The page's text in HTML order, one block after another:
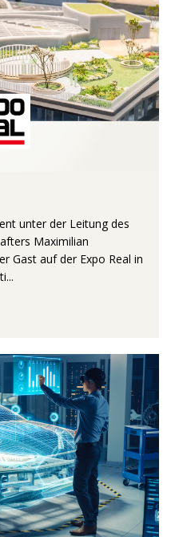
unter der Leitung des
Maximilian
Gast auf der Expo Real in